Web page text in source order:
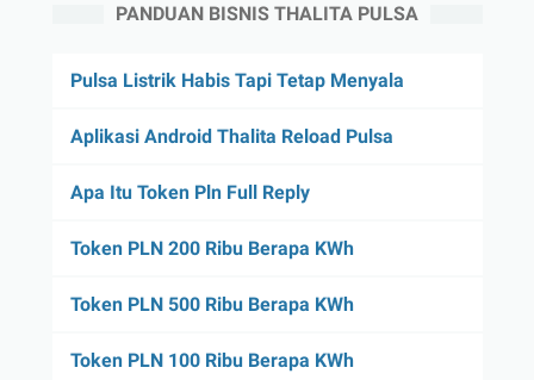
PANDUAN BISNIS THALITA PULSA
Pulsa Listrik Habis Tapi Tetap Menyala
Aplikasi Android Thalita Reload Pulsa
Apa Itu Token Pln Full Reply
Token PLN 200 Ribu Berapa KWh
Token PLN 500 Ribu Berapa KWh
Token PLN 100 Ribu Berapa KWh